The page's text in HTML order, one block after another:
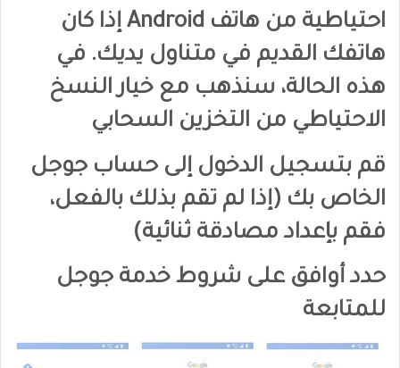
احتياطية من هاتف Android إذا كان
هاتفك القديم في متناول يديك. في
هذه الحالة، سنذهب مع خيار النسخ
الاحتياطي من التخزين السحابي
قم بتسجيل الدخول إلى حساب جوجل
الخاص بك (إذا لم تقم بذلك بالفعل،
فقم بإعداد مصادقة ثنائية)
حدد أوافق على شروط خدمة جوجل
للمتابعة